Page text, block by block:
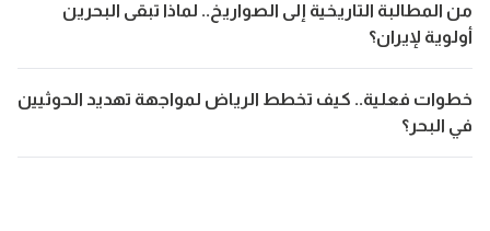
من المطالبة التاريخية إلى الصواريخ.. لماذا تبقى البحرين
أولوية لإيران؟
خطوات فعلية.. كيف تخطط الرياض لمواجهة تهديد الحوثيين
في البحر؟